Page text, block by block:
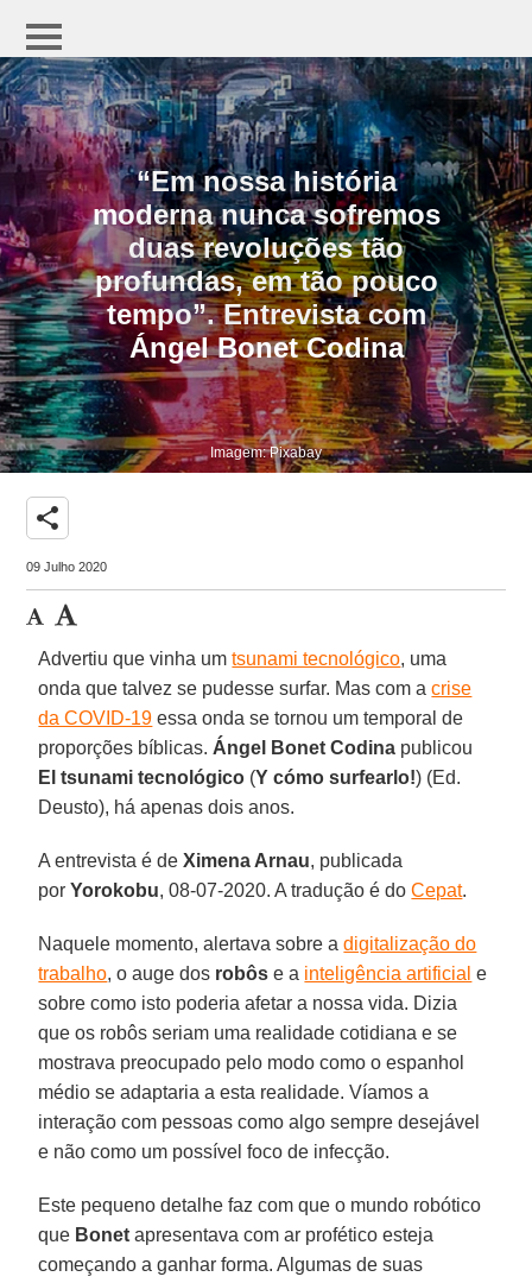
“Em nossa história
moderna nunca sofremos
duas revoluções tão
profundas, em tão pouco
tempo”. Entrevista com
Ángel Bonet Codina
Imagem: Pixabay
share
09 Julho 2020
Advertiu que vinha umtsunami tecnológico, uma
onda que talvez se pudesse surfar. Mas com acrise
da COVID-19 essa onda se tornou um temporal de
proporções bíblicas. Ángel Bonet Codina publicou
El tsunami tecnológico (Y cómo surfearlo!) (Ed.
Deusto), há apenas dois anos.
A entrevista é de Ximena Arnau, publicada
porYorokobu, 08-07-2020. A tradução é doCepat.
Naquele momento, alertava sobre adigitalização do
trabalho, o auge dos robôs e a inteligência artificial e
sobre como isto poderia afetar a nossa vida. Dizia
que os robôs seriam uma realidade cotidiana e se
mostrava preocupado pelo modo como o espanhol
médio se adaptaria a esta realidade. Víamos a
interação com pessoas como algo sempre desejável
e não como um possível foco de infecção.
Este pequeno detalhe faz com que o mundo robótico
que Bonet apresentava com ar profético esteja
começando a ganhar forma. Algumas de suas